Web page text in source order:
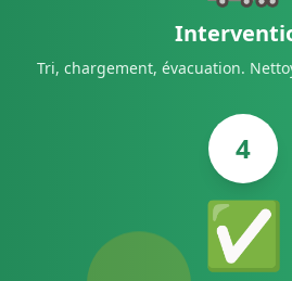
Tri, chargement, évacuation.
4
✅